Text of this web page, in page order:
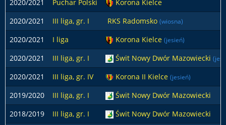
2020/2021
Puchar Polski
Korona Kielce
2020/2021
III liga, gr. I RKS Radomsko (wiosna)
2020/2021 I liga Korona Kielce (jesień)
2020/2021 III liga, gr. I Świt Nowy Dwór Mazowiecki
2020/2021 III liga, gr. IV Korona II Kielce (jesień)
2019/2020 III liga, gr. I
Świt Nowy Dwór Mazowiecki
2018/2019
III liga, gr. I
Świt Nowy Dwór Mazowiecki